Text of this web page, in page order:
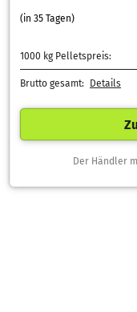
(in 35 Tagen)
1000 kg Pelletspreis:
Brutto gesamt: Details
Der Händler